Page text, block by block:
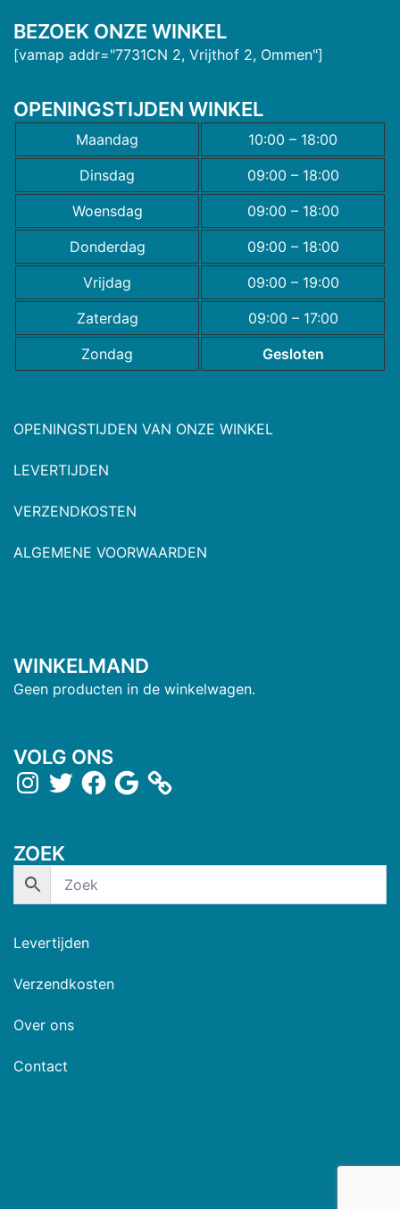
BEZOEK ONZE WINKEL
[vamap addr="7731CN 2, Vrijthof 2, Ommen"]
OPENINGSTIJDEN WINKEL
Maandag
10:00 – 18:00
Dinsdag
09:00 – 18:00
Woensdag
09:00 – 18:00
Donderdag
09:00 – 18:00
Vrijdag
09:00 – 19:00
Zaterdag
09:00 – 17:00
Zondag
Gesloten
OPENINGSTIJDEN VAN ONZE WINKEL
LEVERTIJDEN
VERZENDKOSTEN
ALGEMENE VOORWAARDEN
WINKELMAND
Geen producten in de winkelwagen.
VOLG ONS
ZOEK
Levertijden
Verzendkosten
Over ons
Contact